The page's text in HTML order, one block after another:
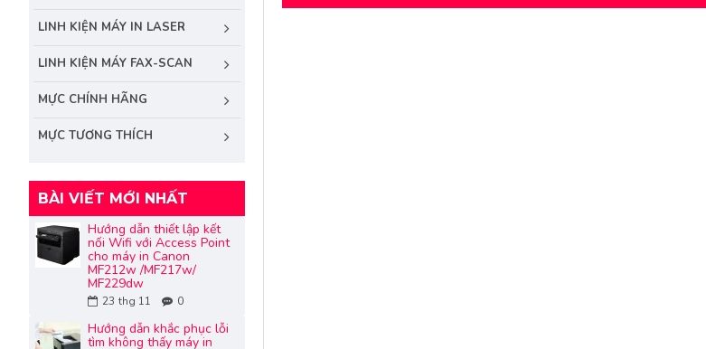
LINH KIỆN MÁY IN LASER
LINH KIỆN MÁY FAX-SCAN
MỰC CHÍNH HÃNG
MỰC TƯƠNG THÍCH
BÀI VIẾT MỚI NHẤT
Hướng dẫn thiết lập kết
nối Wifi với Access Point
cho máy in Canon
MF212w /MF217w/
MF229dw
23 thg 11 0
Hướng dẫn khắc phục lỗi
tìm không thấy máy in